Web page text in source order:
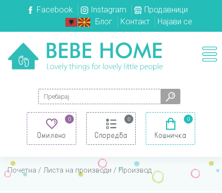
Facebook Instagram
Продавници
Блог
Контакт Најави се
Search for:
0
Омилено
0
Споредба
0
Кошничка
Почетна / Листа на производи / Производ